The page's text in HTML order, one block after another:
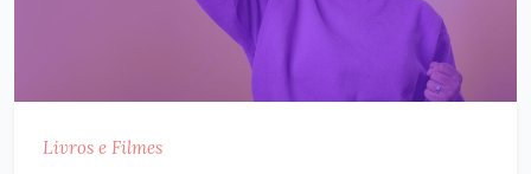
Livros e Filmes